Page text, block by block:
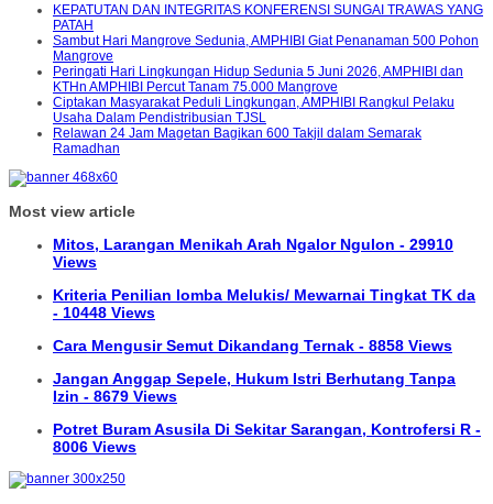
KEPATUTAN DAN INTEGRITAS KONFERENSI SUNGAI TRAWAS YANG
PATAH
Sambut Hari Mangrove Sedunia, AMPHIBI Giat Penanaman 500 Pohon
Mangrove
Peringati Hari Lingkungan Hidup Sedunia 5 Juni 2026, AMPHIBI dan
KTHn AMPHIBI Percut Tanam 75.000 Mangrove
Ciptakan Masyarakat Peduli Lingkungan, AMPHIBI Rangkul Pelaku
Usaha Dalam Pendistribusian TJSL
Relawan 24 Jam Magetan Bagikan 600 Takjil dalam Semarak
Ramadhan
Most view article
Mitos, Larangan Menikah Arah Ngalor Ngulon - 29910
Views
Kriteria Penilian lomba Melukis/ Mewarnai Tingkat TK da
- 10448 Views
Cara Mengusir Semut Dikandang Ternak - 8858 Views
Jangan Anggap Sepele, Hukum Istri Berhutang Tanpa
Izin - 8679 Views
Potret Buram Asusila Di Sekitar Sarangan, Kontrofersi R -
8006 Views